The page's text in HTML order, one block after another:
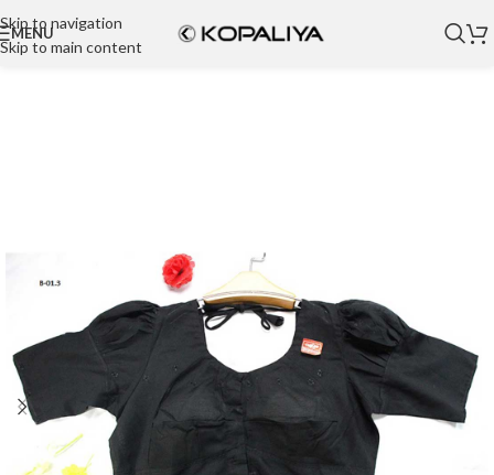
Skip to navigation
Skip to main content
MENU